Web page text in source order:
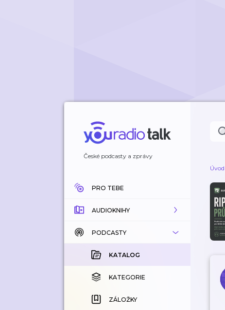
České podcasty a zprávy
PRO TEBE
AUDIOKNIHY
KATALOG
KOUPENÉ
KATEGORIE
ZÁLOŽKY
PODCASTY
KATALOG
KATEGORIE
ZÁLOŽKY
Úvod